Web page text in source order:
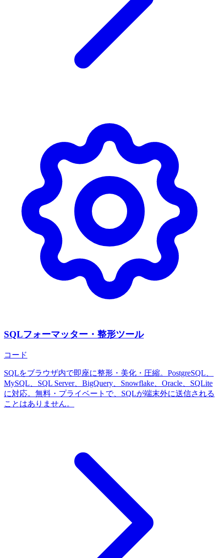
SQLフォーマッター・整形ツール
コード
SQLをブラウザ内で即座に整形・美化・圧縮。PostgreSQL、
MySQL、SQL Server、BigQuery、Snowflake、Oracle、SQLite
に対応。無料・プライベートで、SQLが端末外に送信される
ことはありません。